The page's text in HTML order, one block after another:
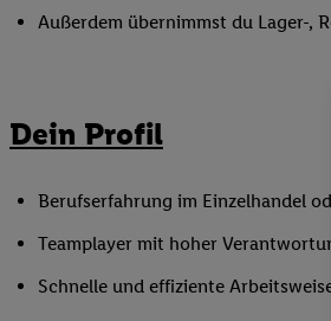
Außerdem übernimmst du Lager-,
Dein Profil
Berufserfahrung im Einzelhandel
Teamplayer mit hoher
Schnelle und effiziente